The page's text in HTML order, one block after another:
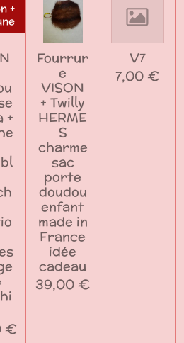
+
+
€
Fourrur
e
VISON
+ Twilly
HERME
S
charme
sac
porte
doudou
enfant
made in
France
idée
cadeau
39,00 €
V7
7,00 €